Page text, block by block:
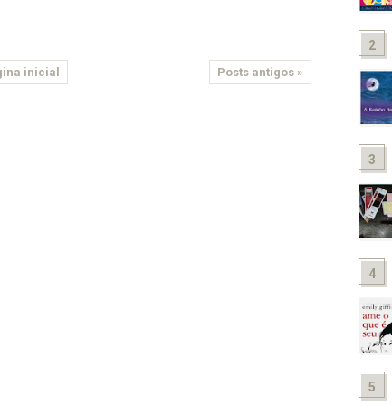
Posts antigos »
inicial